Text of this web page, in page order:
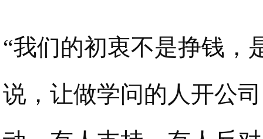
“我们的初衷不是挣钱，
说，让做学问的人开公